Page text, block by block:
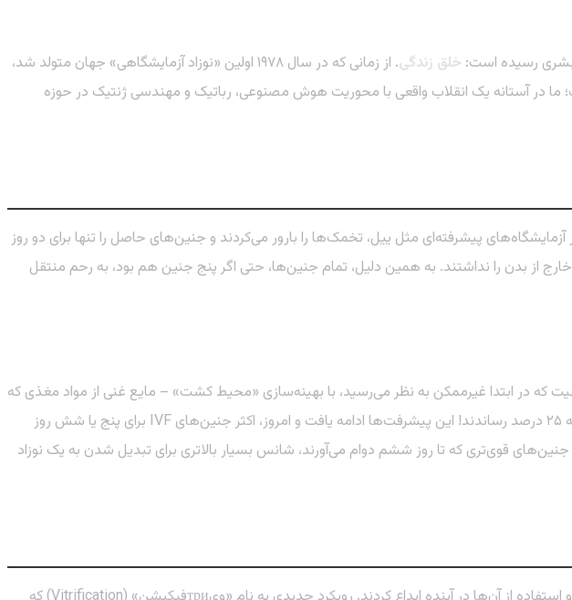
بشری رسیده است: خلق زندگی
. از زمانی که در سال ۱۹۷۸ اولین «نوزاد آزمایشگاهی» جهان متولد شد،
ما در آستانه یک انقلاب واقعی با محوریت هوش مصنوعی، رباتیک و مهندسی ژنتیک در حوزه
مانند دکتر آلن پنزیاس در آزمایشگاه‌های پیشرفته‌ای مثل ییل، تخمک‌ها را بارور می‌کردند و جنین‌های حاصل را تنها برای دو روز
از بدن را نداشتند. به همین دلیل، تمام جنین‌ها، حتی اگر پنج جنین هم بود، به رحم منتقل
در ابتدا غیرممکن به نظر می‌رسید، با بهینه‌سازی «محیط کشت» – مایع غنی از مواد مغذی که
جنین در آن رشد می‌کند – به دست آمده بود. جنین‌های سه‌روزه که حدود ۶ تا ۱۰ سلول داشتند، شانس موفقیت را به ۲۵ درصد رساندند! این پیشرفت‌ها ادامه یافت و امروز، اکثر جنین‌های IVF برای پنج یا شش روز
عمل می‌کند و جنین‌های قوی‌تری که تا روز ششم دوام می‌آورند، شانس بسیار بالاتری برای تبدیل شدن به یک نوزاد